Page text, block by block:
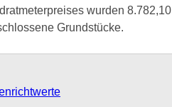
wurden
Grundstücke.